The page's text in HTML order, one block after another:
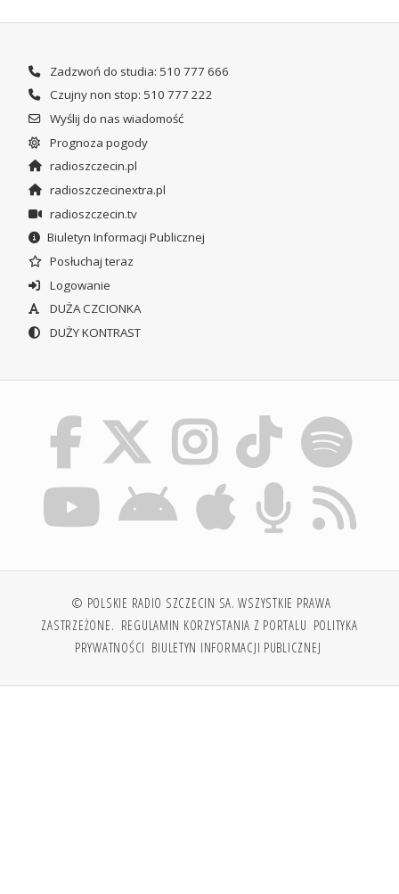
Zadzwoń do studia: 510 777 666
Czujny non stop: 510 777 222
Wyślij do nas wiadomość
Prognoza pogody
radioszczecin.pl
radioszczecinextra.pl
radioszczecin.tv
Biuletyn Informacji Publicznej
Posłuchaj teraz
Logowanie
DUŻA CZCIONKA
DUŻY KONTRAST
© POLSKIE RADIO SZCZECIN SA. WSZYSTKIE PRAWA
ZASTRZEŻONE. REGULAMIN KORZYSTANIA Z PORTALU POLITYKA
PRYWATNOŚCI BIULETYN INFORMACJI PUBLICZNEJ